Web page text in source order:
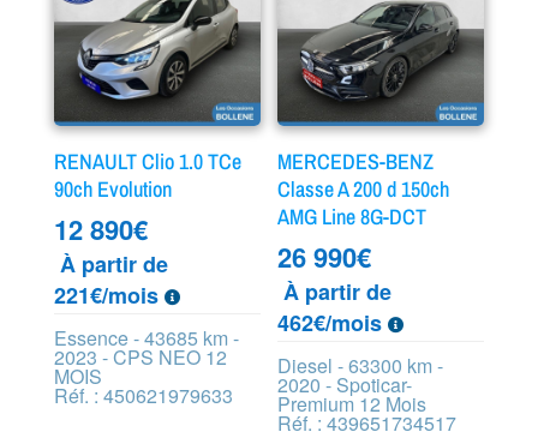
RENAULT Clio 1.0 TCe
90ch Evolution
12 890€
À partir de
221€/mois
Essence - 43685 km -
2023 - CPS NEO 12
MOIS
Réf. : 450621979633
MERCEDES-BENZ
Classe A 200 d 150ch
AMG Line 8G-DCT
26 990€
À partir de
462€/mois
Diesel - 63300 km -
2020 - Spoticar-
Premium 12 Mois
Réf. : 439651734517